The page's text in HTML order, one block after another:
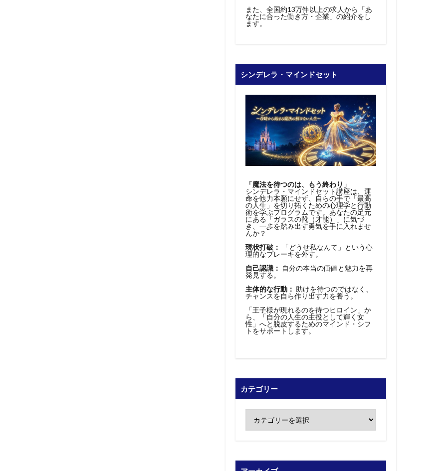
また、全国約13万件以上の求人から「あ
なたに合った働き方・企業」の紹介をし
ます。
シンデレラ・マインドセット
「魔法を待つのは、もう終わり」
シンデレラ・マインドセット講座は、運
命を他力本願にせず、自らの手で「最高
の人生」を切り拓くための心理学と行動
術を学ぶプログラムです。あなたの足元
にある「ガラスの靴（才能）」に気づ
き、一歩を踏み出す勇気を手に入れませ
んか？
現状打破：
「どうせ私なんて」という心
理的なブレーキを外す。
自己認識： 自分の本当の価値と魅力を再
発見する。
主体的な行動： 助けを待つのではなく、
チャンスを自ら作り出す力を養う。
「王子様が現れるのを待つヒロイン」か
ら、「自分の人生の主役として輝く女
性」へと脱皮するためのマインド・シフ
トをサポートします。
カテゴリー